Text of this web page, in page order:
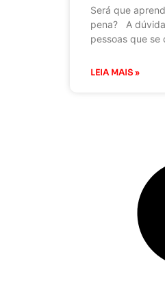
Será que
pena? A
pessoas que se
LEIA MAIS »